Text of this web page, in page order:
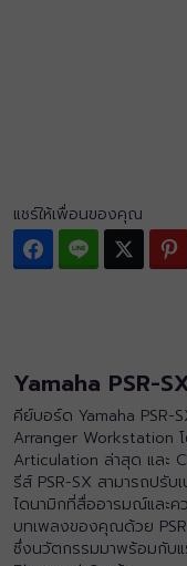
แชร์ให้เพื่อนของคุณ
Facebook
Line Twitter
Yamaha PSR-
คีย์บอร์ด Yamaha PSR-
Arranger Workstation
Articulation ล่าสุด และ
รีส์ PSR-SX สามารถปรั
ไดนามิกที่สื่ออารมณ์และ
บทเพลงของคุณด้วย
ซึ่งนวัตกรรมมาพร้อมกับ